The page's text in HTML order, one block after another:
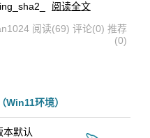
阅读全文
阅读(69) 评论(0) 推荐
(0)
环境）
本默认